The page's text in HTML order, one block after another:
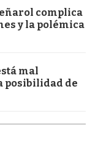
complica
y la polémica
mal
posibilidad de